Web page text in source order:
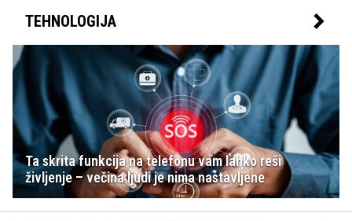
TEHNOLOGIJA
Ta skrita funkcija na telefonu vam lahko reši
življenje – večina ljudi je nima nastavljene